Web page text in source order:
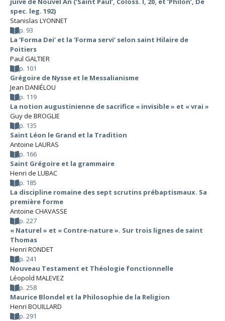
spec. leg. 192)
Stanislas LYONNET
p. 93
La ‘Forma Dei’ et la ‘Forma servi’ selon saint Hilaire de
Poitiers
Paul GALTIER
p. 101
Grégoire de Nysse et le Messalianisme
Jean DANIÉLOU
p. 119
La notion augustinienne de sacrifice « invisible » et « vrai »
Guy de BROGLIE
p. 135
Saint Léon le Grand et la Tradition
Antoine LAURAS
p. 166
Saint Grégoire et la grammaire
Henri de LUBAC
p. 185
La discipline romaine des sept scrutins prébaptismaux. Sa
première forme
Antoine CHAVASSE
p. 227
« Naturel » et « Contre-nature ». Sur trois lignes de saint
Thomas
Henri RONDET
p. 241
Nouveau Testament et Théologie fonctionnelle
Léopold MALEVEZ
p. 258
Maurice Blondel et la Philosophie de la Religion
Henri BOUILLARD
p. 291